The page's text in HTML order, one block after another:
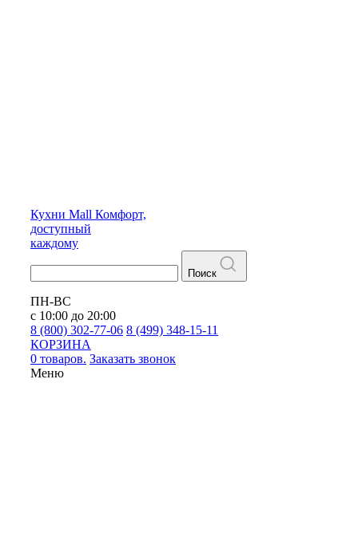
Кухни Mall Комфорт,
доступный
каждому
Поиск
ПН-ВС
с 10:00 до 20:00
8 (800) 302-77-06 8 (499) 348-15-11
КОРЗИНА
0 товаров. Заказать звонок
Меню